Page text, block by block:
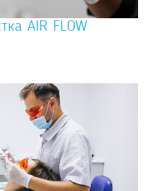
AIR FLOW